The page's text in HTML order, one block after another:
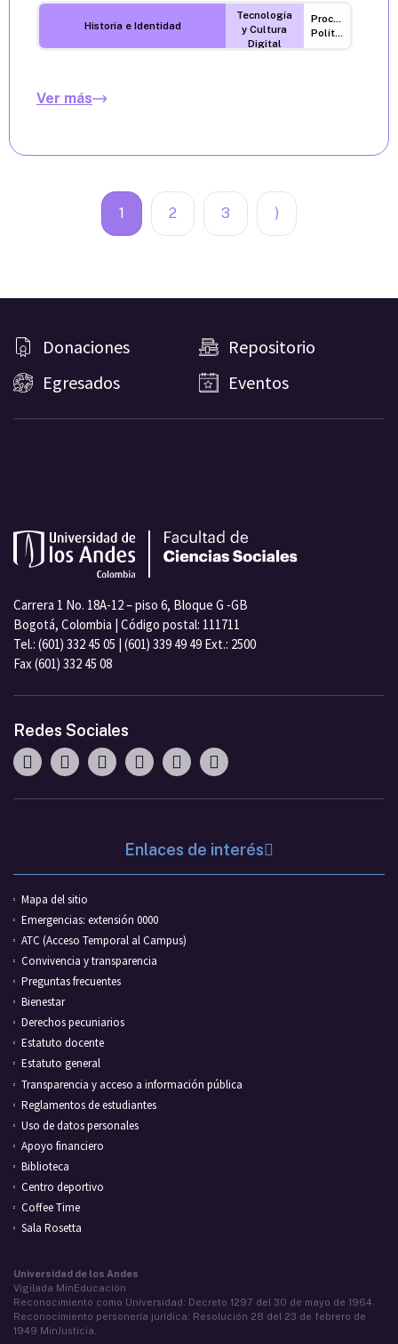
Historia e Identidad
Tecnología
y Cultura
Digital
Procesos
Políticos
Ver más
1 2 3 )
Donaciones
Repositorio
Egresados
Eventos
Carrera 1 No. 18A-12 – piso 6, Bloque G -GB
Bogotá, Colombia | Código postal: 111711
Tel.: (601) 332 45 05 | (601) 339 49 49 Ext.: 2500
Fax (601) 332 45 08
Redes Sociales
Enlaces de interés
Mapa del sitio
Emergencias: extensión 0000
ATC (Acceso Temporal al Campus)
Convivencia y transparencia
Preguntas frecuentes
Bienestar
Derechos pecuniarios
Estatuto docente
Estatuto general
Transparencia y acceso a información pública
Reglamentos de estudiantes
Uso de datos personales
Apoyo financiero
Biblioteca
Centro deportivo
Coffee Time
Sala Rosetta
Universidad de los Andes
Vigilada MinEducación
Reconocimiento como Universidad: Decreto 1297 del 30 de mayo de 1964.
Reconocimiento personería jurídica: Resolución 28 del 23 de febrero de
1949 MinJusticia.